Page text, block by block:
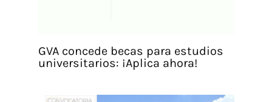
GVA concede becas para estudios
universitarios: ¡Aplica ahora!